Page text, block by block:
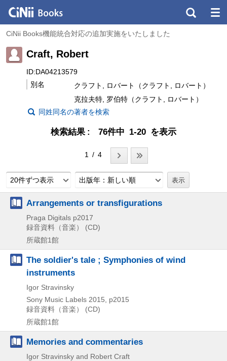
CiNii Books機能統合対応の追加実施をいたしました
Craft, Robert
ID:DA04213579
別名
クラフト, ロバート（クラフト, ロバート）
克拉夫特, 罗伯特（クラフト, ロバート）
同姓同名の著者を検索
検索結果 76件中 1-20 を表示
1 / 4
20件ずつ表示 出版年：新しい順
Arrangements or transfigurations
Praga Digitals p2017
録音資料（音楽） (CD)
所蔵館1館
The soldier's tale ; Symphonies of wind
instruments
Igor Stravinsky
Sony Music Labels 2015, p2015
録音資料（音楽） (CD)
所蔵館1館
Memories and commentaries
Igor Stravinsky and Robert Craft